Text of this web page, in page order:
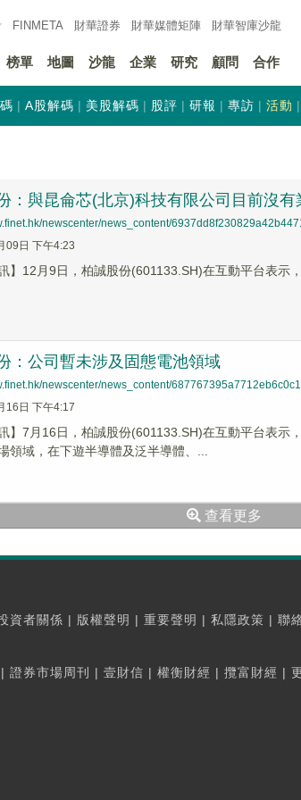
FINMETA 財華證券 財華媒體矩陣 財華智庫沙龍
榜單 地圖 沙龍 企業 研究 顧問 合作
A股解碼 美股解碼 股評 研報 專訪 活動
：與昆侖芯(北京)科技有限公司目前沒有
newscenter/news_content/
09日 下午4:23
訊】12月9日，柏誠股份(601133.SH)在互動平台表示
：公司暫未涉及固態電池領域
newscenter/news_content/
16日 下午4:17
訊】7月16日，柏誠股份(601133.SH)在互動平台表
領域，在下遊半導體及泛半導體、...
查看更多
資者關係 | 版權聲明 | 重要聲明 | 私隱政策 | 聯
| 證券市場周刊 | 壹財信 | 權衡財經 | 攬富財經 |